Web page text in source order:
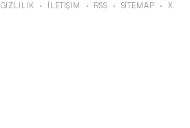
GIZLILIK · İLETIŞIM · RSS · SITEMAP ·X